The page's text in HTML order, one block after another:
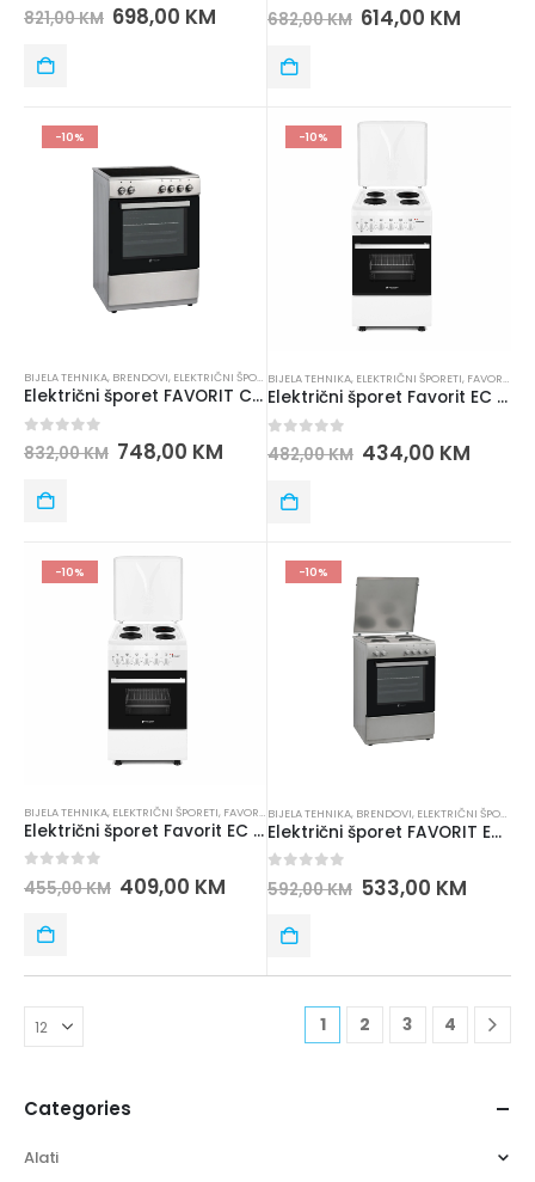
0 out of 5
821,00KM 698,00 KM 0 out of 5
682,00KM 614,00 KM
-10%
BIJELA TEHNIKA, BRENDOVI, ELEKTRIČNI ŠPORETI ,FAVORIT ELECTRONICS,ŠPORETI
Električni šporet FAVORIT CC 600 IF
0 out of 5
832,00KM 748,00 KM
-10%
BIJELA TEHNIKA, ELEKTRIČNI ŠPORETI, FAVORIT ELECTRONICS
Električni šporet Favorit EC 50-4 W
0 out of 5
482,00KM 434,00 KM
-10%
BIJELA TEHNIKA, ELEKTRIČNI ŠPORETI, FAVORIT ELECTRONICS ,ŠPORETI
Električni šporet Favorit EC 60-4 W
455,00KM 409,00 KM
-10%
BIJELA TEHNIKA, BRENDOVI, ELEKTRIČNI ŠPORETI
Električni šporet FAVORIT EC 640 SF IN PL
out of 5
592,00KM 533,00 KM
1 2 3 4
Categories
Alati